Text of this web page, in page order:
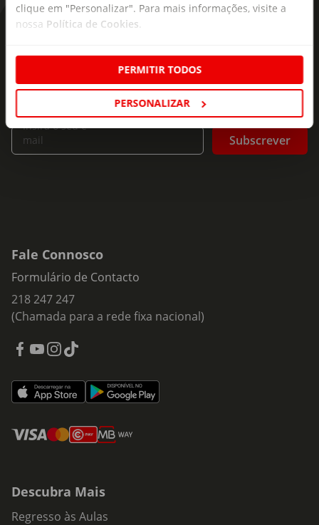
clique em "Personalizar". Para mais informações, visite a
nossa Política de Cookies
PERMITIR TODOS
PERSONALIZAR
As novidades mais frescas no
seu e-mail!
Subscreva e descubra campanhas exclusivas,
ofertas e novidades para si.
Insira o seu e-
mail
Subscrever
Fale Connosco
Formulário de Contacto
218 247 247
(Chamada para a rede fixa nacional)
Descubra Mais
Regresso às Aulas